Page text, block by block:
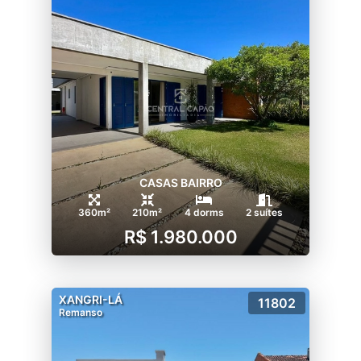
CASAS BAIRRO
360m² 210m² 4 dorms 2 suítes
R$ 1.980.000
XANGRI-LÁ
Remanso
11802